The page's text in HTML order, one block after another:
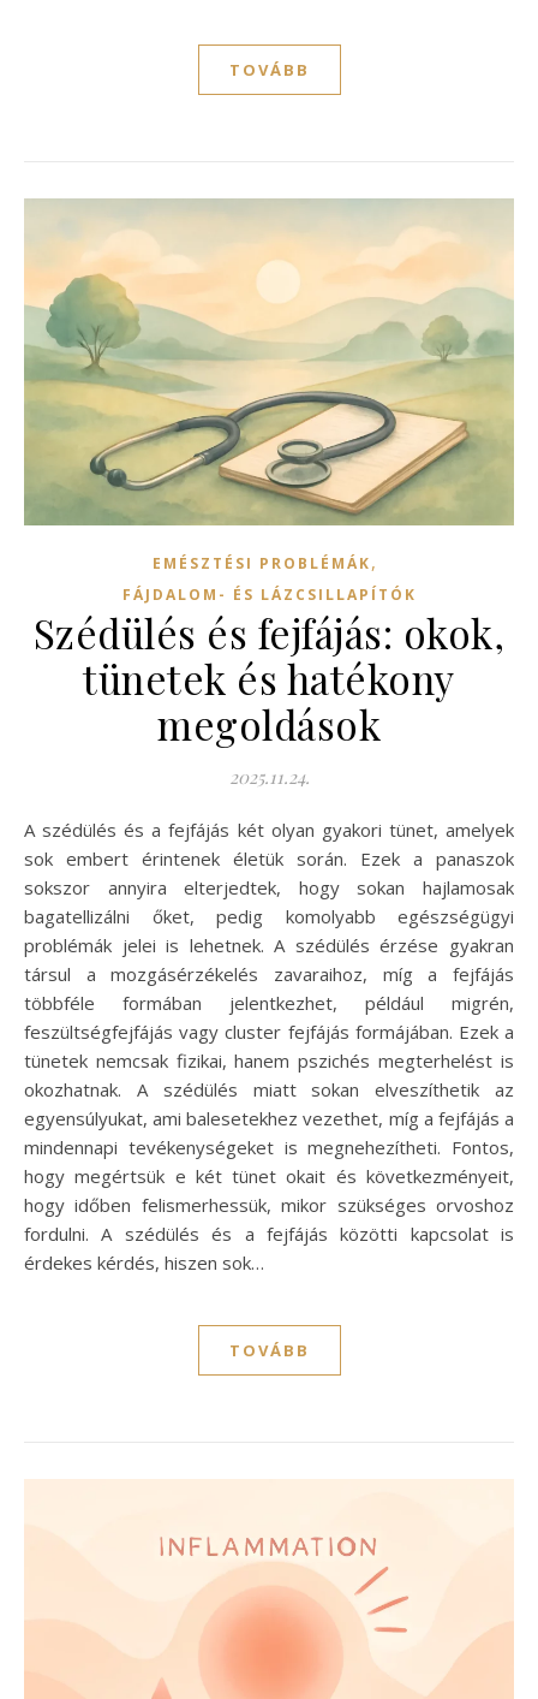
TOVÁBB
EMÉSZTÉSI PROBLÉMÁK,
FÁJDALOM- ÉS LÁZCSILLAPÍTÓK
Szédülés és fejfájás: okok,
tünetek és hatékony
megoldások
2025.11.24.
A szédülés és a fejfájás két olyan gyakori tünet, amelyek
sok embert érintenek életük során. Ezek a panaszok
sokszor annyira elterjedtek, hogy sokan hajlamosak
bagatellizálni őket, pedig komolyabb egészségügyi
problémák jelei is lehetnek. A szédülés érzése gyakran
társul a mozgásérzékelés zavaraihoz, míg a fejfájás
többféle formában jelentkezhet, például migrén,
feszültségfejfájás vagy cluster fejfájás formájában. Ezek a
tünetek nemcsak fizikai, hanem pszichés megterhelést is
okozhatnak. A szédülés miatt sokan elveszíthetik az
egyensúlyukat, ami balesetekhez vezethet, míg a fejfájás a
mindennapi tevékenységeket is megnehezítheti. Fontos,
hogy megértsük e két tünet okait és következményeit,
hogy időben felismerhessük, mikor szükséges orvoshoz
fordulni. A szédülés és a fejfájás közötti kapcsolat is
érdekes kérdés, hiszen sok…
TOVÁBB